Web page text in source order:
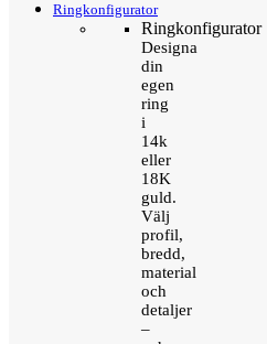
Ringkonfigurator
Ringkonfigurator
Designa
din
egen
ring
i
14k
eller
18K
guld.
Välj
profil,
bredd,
material
och
detaljer
–